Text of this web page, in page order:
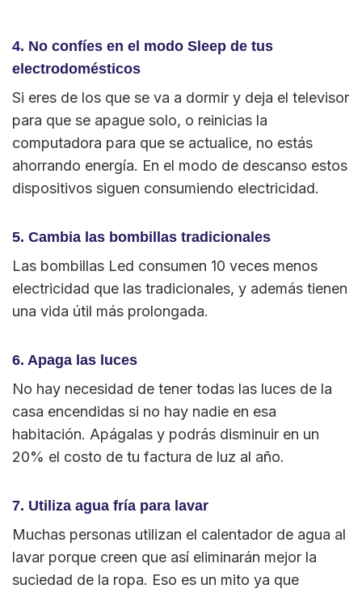
4. No confíes en el modo Sleep de tus
electrodomésticos
Si eres de los que se va a dormir y deja el televisor
para que se apague solo, o reinicias la
computadora para que se actualice, no estás
ahorrando energía. En el modo de descanso estos
dispositivos siguen consumiendo electricidad.
5. Cambia las bombillas tradicionales
Las bombillas Led consumen 10 veces menos
electricidad que las tradicionales, y además tienen
una vida útil más prolongada.
6. Apaga las luces
No hay necesidad de tener todas las luces de la
casa encendidas si no hay nadie en esa
habitación. Apágalas y podrás disminuir en un
20% el costo de tu factura de luz al año.
7. Utiliza agua fría para lavar
Muchas personas utilizan el calentador de agua al
lavar porque creen que así eliminarán mejor la
suciedad de la ropa. Eso es un mito ya que